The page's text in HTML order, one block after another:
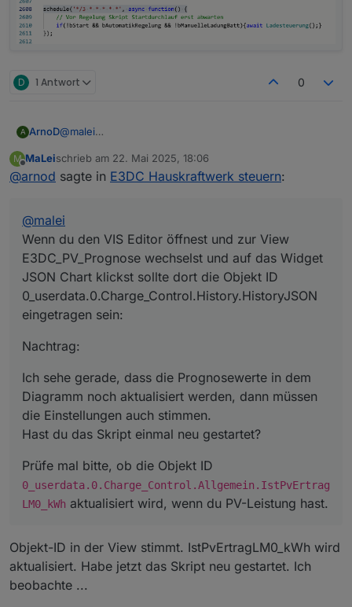
D 1 Antwort 0
A ArnoD@malei
E3DC_PV_Prognose wechselst und auf das Widget
JSON Chart klickst sollte dort die Objekt ID
Nachtrag:
Ich sehe gerade, dass die Prognosewerte in dem
Diagramm noch aktualisiert werden, dann müssen die
Einstellungen auch stimmen.
Hast du das Skript einmal neu gestartet?
Prüfe mal bitte, ob die Objekt ID
0_userdata.0.Charge_Control.Allgemein.IstPv
ErtragLM0_kWh
aktualisiert wird, wenn du PV-Leistung
hast.
M
Offline
MaLeischrieb am 22. Mai 2025, 18:06
zuletzt editiert von
@arnod sagte in E3DC Hauskraftwerk steuern:
@malei
Wenn du den VIS Editor öffnest und zur View
E3DC_PV_Prognose wechselst und auf das Widget
JSON Chart klickst sollte dort die Objekt ID
0_userdata.0.Charge_Control.History.HistoryJSON
eingetragen sein:
Nachtrag:
Ich sehe gerade, dass die Prognosewerte in dem
Diagramm noch aktualisiert werden, dann müssen
die Einstellungen auch stimmen.
Hast du das Skript einmal neu gestartet?
Prüfe mal bitte, ob die Objekt ID
0_userdata.0.Charge_Control.Allgemein.IstPvErtrag
LM0_kWh aktualisiert wird, wenn du PV-Leistung hast.
Objekt-ID in der View stimmt. IstPvErtragLM0_kWh wird
aktualisiert. Habe jetzt das Skript neu gestartet. Ich
beobachte ...